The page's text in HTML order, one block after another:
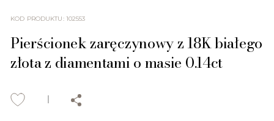
KOD PRODUKTU: 102553
Pierścionek zaręczynowy z 18K białego
złota z diamentami o masie 0.14ct